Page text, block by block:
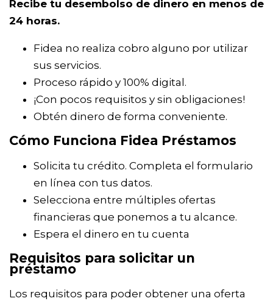
Recibe tu desembolso de dinero en menos de
24 horas.
Fidea no realiza cobro alguno por utilizar
sus servicios.
Proceso rápido y 100% digital.
¡Con pocos requisitos y sin obligaciones!
Obtén dinero de forma conveniente.
Cómo Funciona Fidea Préstamos
Solicita tu crédito. Completa el formulario
en línea con tus datos.
Selecciona entre múltiples ofertas
financieras que ponemos a tu alcance.
Espera el dinero en tu cuenta
Requisitos para solicitar un
préstamo
Los requisitos para poder obtener una oferta